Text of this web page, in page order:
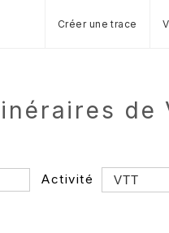
Créer une trace
de
Activité